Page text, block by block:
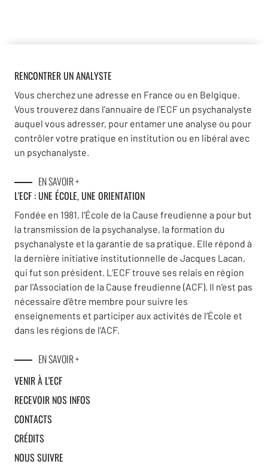
RENCONTRER UN ANALYSTE
Vous cherchez une adresse en France ou en Belgique.
Vous trouverez dans l'annuaire de l'ECF un psychanalyste
auquel vous adresser, pour entamer une analyse ou pour
contrôler votre pratique en institution ou en libéral avec
un psychanalyste.
EN SAVOIR +
L'ECF : UNE ÉCOLE, UNE ORIENTATION
Fondée en 1981, l’École de la Cause freudienne a pour but
la transmission de la psychanalyse, la formation du
psychanalyste et la garantie de sa pratique. Elle répond à
la dernière initiative institutionnelle de Jacques Lacan,
qui fut son président. L’ECF trouve ses relais en région
par l’Association de la Cause freudienne (ACF). Il n’est pas
nécessaire d’être membre pour suivre les
enseignements et participer aux activités de l’École et
dans les régions de l’ACF.
EN SAVOIR +
VENIR À L’ECF
RECEVOIR NOS INFOS
CONTACTS
CRÉDITS
NOUS SUIVRE